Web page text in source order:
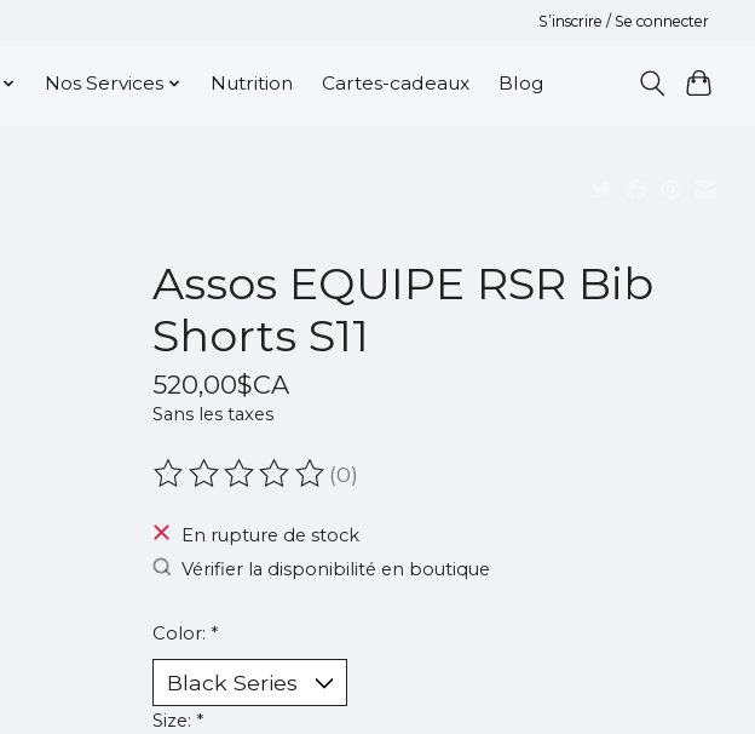
S’inscrire / Se connecter
Nos Services Nutrition Cartes-cadeaux Blog
Assos EQUIPE RSR Bib
Shorts S11
520,00$CA
Sans les taxes
Ce produit est évalué à
(0)
En rupture de stock
Vérifier la disponibilité en boutique
Color: *
Size: *